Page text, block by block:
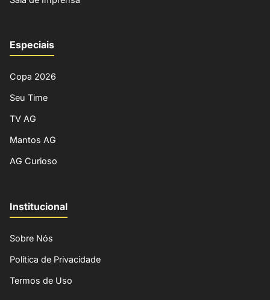
Especiais
Copa 2026
Seu Time
TV AG
Mantos AG
AG Curioso
Institucional
Sobre Nós
Política de Privacidade
Termos de Uso